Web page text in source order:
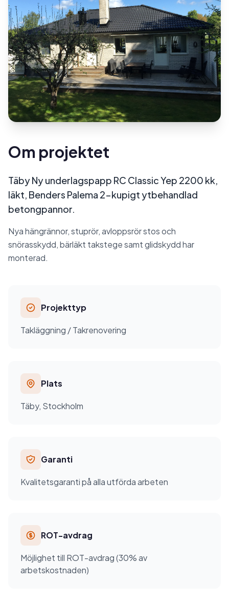
Om projektet
Täby Ny underlagspapp RC Classic Yep 2200 kk,
läkt, Benders Palema 2-kupigt ytbehandlad
betongpannor.
Nya hängrännor, stuprör, avloppsrör stos och
snörasskydd, bärläkt takstege samt glidskydd har
monterad.
Projekttyp
Takläggning / Takrenovering
Plats
Täby, Stockholm
Garanti
Kvalitetsgaranti på alla utförda arbeten
ROT-avdrag
Möjlighet till ROT-avdrag (30% av
arbetskostnaden)